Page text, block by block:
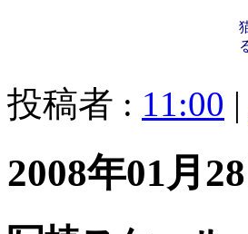
投稿者 : 11:00 |
2008年01月28